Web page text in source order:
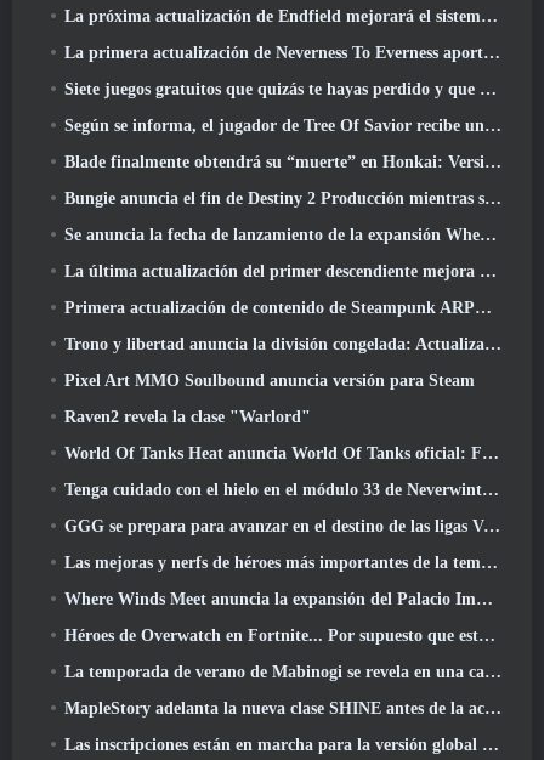
La próxima actualización de Endfield mejorará el sistema de fábrica
La primera actualización de Neverness To Everness aporta mucho a la mesa
Siete juegos gratuitos que quizás te hayas perdido y que forman parte del Steam Ocean Fest
Según se informa, el jugador de Tree Of Savior recibe un premio especial por gastar 100.000 dólares en el juego
Blade finalmente obtendrá su “muerte” en Honkai: Versión de riel en estrella 4.3
Bungie anuncia el fin de Destiny 2 Producción mientras se preparan para trabajar en nuevos proyectos
Se anuncia la fecha de lanzamiento de la expansión Where Winds Meet “Imperial Palace”
La última actualización del primer descendiente mejora el ciclo agrícola y actualiza el modo Embestida
Primera actualización de contenido de Steampunk ARPG Crystalfall para abordar las "preocupaciones clave de los jugadores"
Trono y libertad anuncia la división congelada: Actualización Nix
Pixel Art MMO Soulbound anuncia versión para Steam
Raven2 revela la clase "Warlord"
World Of Tanks Heat anuncia World Of Tanks oficial: Fecha de lanzamiento de HEAT
Tenga cuidado con el hielo en el módulo 33 de Neverwinter, Frío cortante
GGG se prepara para avanzar en el destino de las ligas Vaal de Path Of Exile 2 antes del lanzamiento del regreso de los Antiguos
Las mejoras y nerfs de héroes más importantes de la temporada 8
Where Winds Meet anuncia la expansión del Palacio Imperial y comparte una hoja de ruta de contenido "masiva"
Héroes de Overwatch en Fortnite... Por supuesto que estaba destinado a suceder
La temporada de verano de Mabinogi se revela en una carta del productor
MapleStory adelanta la nueva clase SHINE antes de la actualización de junio
Las inscripciones están en marcha para la versión global de la 'Prueba de prólogo' de Limit Zero Breakers de NCSoft